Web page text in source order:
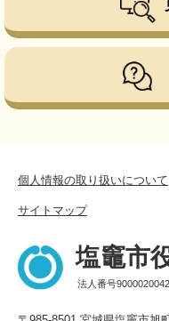
個人情報の取り扱いについて
サイトマップ
塩竈市
法人番号